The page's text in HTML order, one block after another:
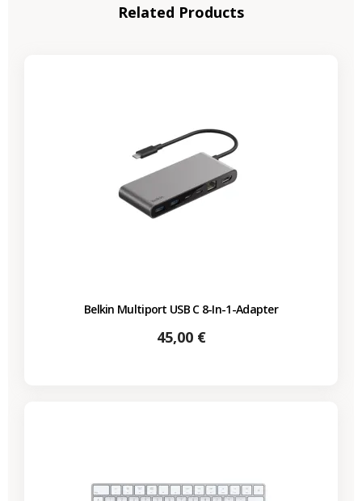
Related Products
Belkin Multiport USB C 8-In-1-Adapter
Preis
45,00 €